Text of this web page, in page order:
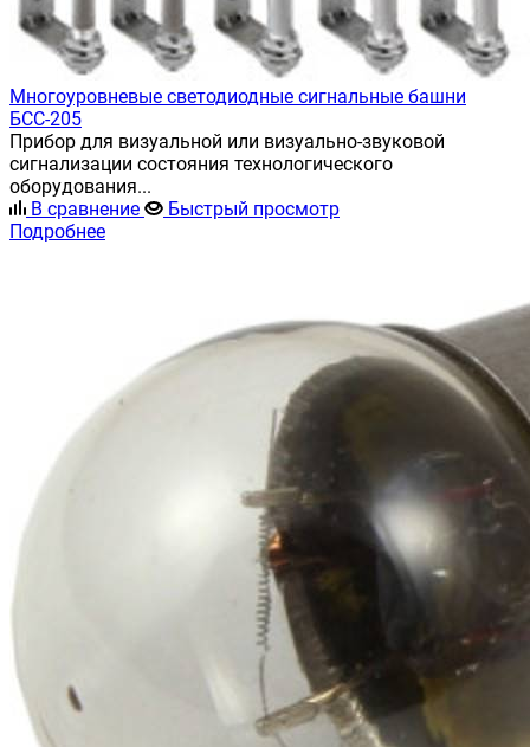
Многоуровневые светодиодные сигнальные башни
БСС-205
Прибор для визуальной или визуально-звуковой
сигнализации состояния технологического
оборудования...
В сравнение
Быстрый просмотр
Подробнее